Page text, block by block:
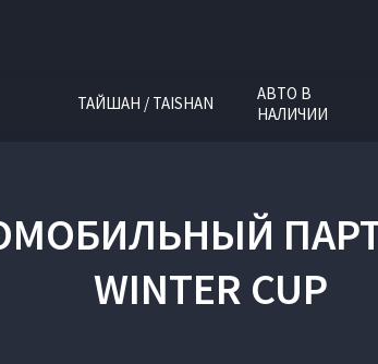
ТАЙШАН / TAISHAN
АВТО В
НАЛИЧИИ
WINTER CUP